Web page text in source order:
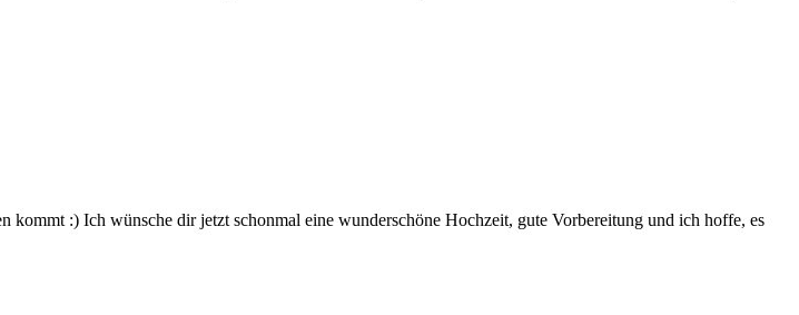
:) Ich wünsche dir jetzt schonmal eine wunderschöne Hochzeit, gute Vorbereitung und ich hoffe, es